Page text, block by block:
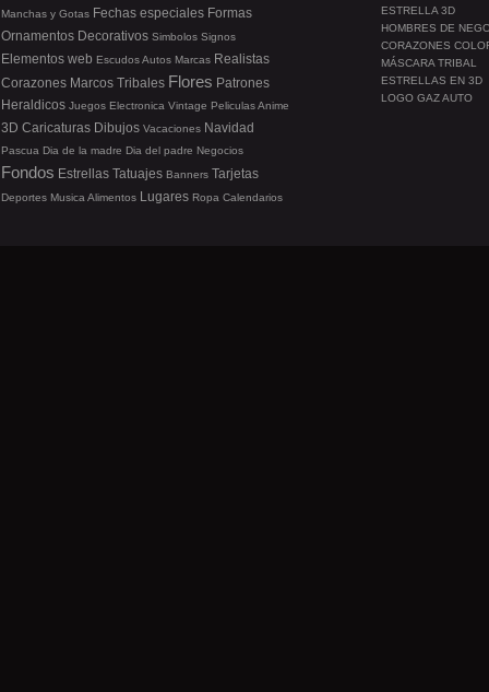
ESTRELLA 3D
HOMBRES DE
CORAZONES
MÁSCARA TRIBAL
ESTRELLAS EN 3D
LOGO GAZ AUTO
Manchas y Gotas Fechas especiales Formas
Ornamentos Decorativos Simbolos Signos
Elementos web EscudosAutos Marcas Realistas
Corazones Marcos Tribales Flores Patrones
Heraldicos Juegos Electronica Vintage PeliculasAnime
3D Caricaturas Dibujos Vacaciones Navidad
Pascua Dia de la madre Dia del padre Negocios
Fondos Estrellas Tatuajes Banners Tarjetas
Deportes Musica Alimentos Lugares Ropa Calendarios